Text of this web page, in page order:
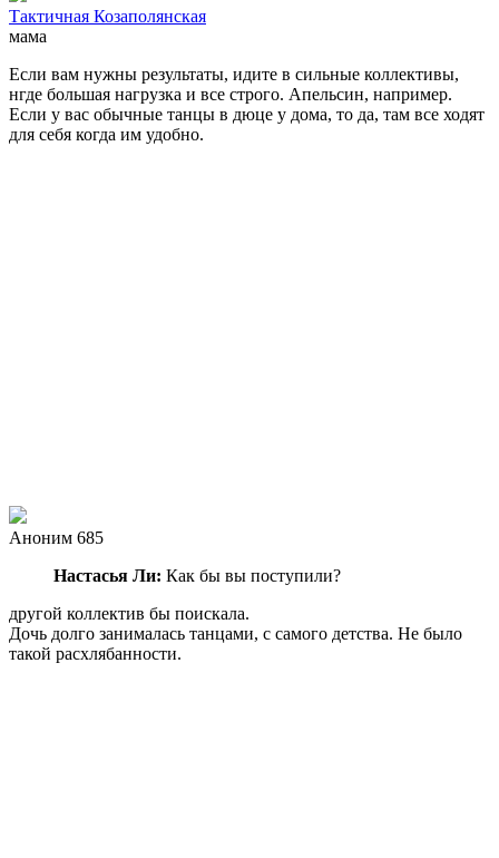
Тактичная Козаполянская
мама
Если вам нужны результаты, идите в сильные коллективы,
нгде большая нагрузка и все строго. Апельсин, например.
Если у вас обычные танцы в дюце у дома, то да, там все ходят
для себя когда им удобно.
Аноним 685
Настасья Ли: Как бы вы поступили?
другой коллектив бы поискала.
Дочь долго занималась танцами, с самого детства. Не было
такой расхлябанности.